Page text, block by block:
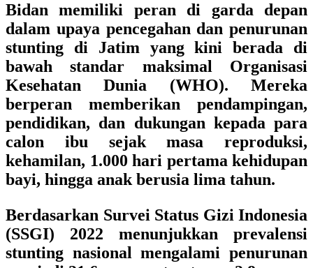
Bidan memiliki peran di garda depan
dalam upaya pencegahan dan penurunan
stunting di Jatim yang kini berada di
bawah standar maksimal Organisasi
Kesehatan Dunia (WHO). Mereka
berperan memberikan pendampingan,
pendidikan, dan dukungan kepada para
calon ibu sejak masa reproduksi,
kehamilan, 1.000 hari pertama kehidupan
bayi, hingga anak berusia lima tahun.
Berdasarkan Survei Status Gizi Indonesia
(SSGI) 2022 menunjukkan prevalensi
stunting nasional mengalami penurunan